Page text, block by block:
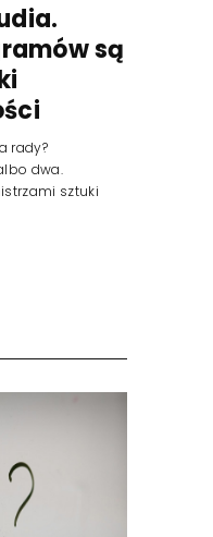
są
rady?
dwa.
sztuki